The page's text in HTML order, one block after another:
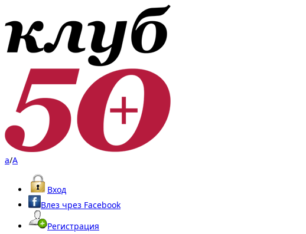
a/A
Вход
Влез чрез Facebook
Регистрация